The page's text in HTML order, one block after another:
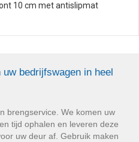
10 cm met antislipmat
bedrijfswagen in heel
brengservice. We komen uw
tijd ophalen en leveren deze
uw deur af. Gebruik maken